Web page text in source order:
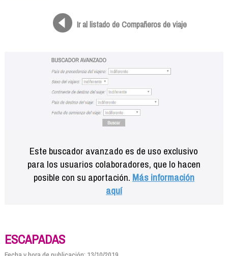
Ir al listado de Compañeros de viaje
Este buscador avanzado es de uso exclusivo
para los usuarios colaboradores, que lo hacen
posible con su aportación. Más información
aquí
ESCAPADAS